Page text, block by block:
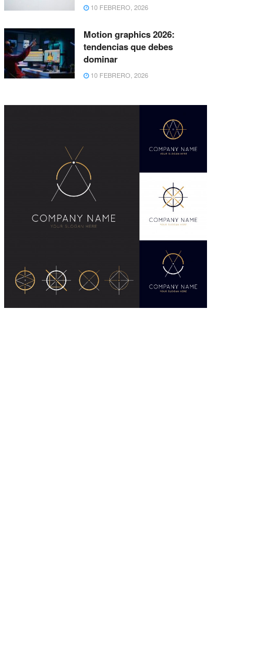
10 FEBRERO, 2026
Motion graphics 2026:
tendencias que debes
dominar
10 FEBRERO, 2026